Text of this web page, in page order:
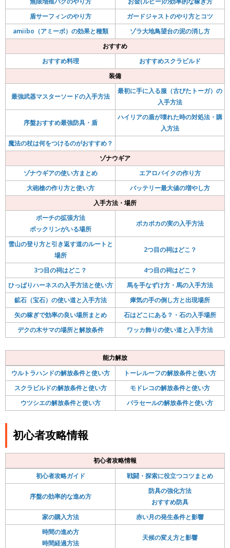
盾サーフィンのやり方
ガードジャストのやり方とコツ
amiibo（アミーボ）の効果と種類
ゾラ大地鳥望台の泥の消し方
おすすめ
おすすめ料理
おすすめスクラビルド
装備
最強武器マスターソードの入手方法
最初に手に入る服（古びたトーガ）の
入手方法
序盤おすすめ最強防具・盾
ハイリアの盾が壊れた時の対処法・購
入方法
魔法の杖は何をつけるのがおすすめ？
ゾナウギア
ゾナウギアの使い方まとめ
エアロバイクの作り方
大砲槍の作り方と使い方
バッテリー最大値の増やし方
入手方法・場所
ポーチの拡張方法
ボックリンがいる場所
ポカポカの実の入手方法
雪山の登り方と引き返す道のルートと
場所
2つ目の祠はどこ？
3つ目の祠はどこ？
4つ目の祠はどこ？
ひっぱりハーネスの入手方法と使い方
馬を手なずけ方・馬の入手方法
鉱石（宝石）の使い道と入手方法
瘴気の手の倒し方と出現場所
矢の稼ぎで効率の良い場所まとめ
石はどこにある？・石の入手場所
デクの木サマの場所と解放条件
ワッカ飾りの使い道と入手方法
能力解放
ウルトラハンドの解放条件と使い方
トーレルーフの解放条件と使い方
スクラビルドの解放条件と使い方
モドレコの解放条件と使い方
ウツシエの解放条件と使い方
パラセールの解放条件と使い方
初心者攻略情報
初心者攻略情報
初心者攻略ガイド
戦闘・探索に役立つコツまとめ
序盤の効率的な進め方
防具の強化方法
おすすめ防具
家の購入方法
赤い月の発生条件と影響
時間の進め方
時間経過方法
天候の変え方と影響